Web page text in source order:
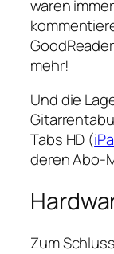
waren
mehr!
Und die
Tabs HD (
deren Abo-
Zum